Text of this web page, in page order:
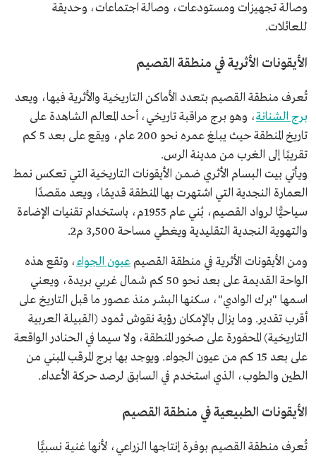
وصالة تجهيزات ومستودعات، وصالة اجتماعات، وحديقة
للعائلات.
الأيقونات الأثرية في منطقة القصيم
تُعرف منطقة القصيم بتعدد الأماكن التاريخية والأثرية فيها، ويعد
برج الشنانة، وهو برج مراقبة تاريخي، أحد المعالم الشاهدة على
تاريخ المنطقة حيث يبلغ عمره نحو 200 عام، ويقع على بعد 5 كم
تقريبًا إلى الغرب من مدينة الرس.
ويأتي بيت البسام الأثري ضمن الأيقونات التاريخية التي تعكس نمط
العمارة النجدية التي اشتهرت بها المنطقة قديمًا، ويعد مقصدًا
سياحيًّا لرواد القصيم، بُني عام 1955م، باستخدام تقنيات الإضاءة
والتهوية النجدية التقليدية ويغطي مساحة 3,500 م2.
ومن الأيقونات الأثرية في منطقة القصيم عيون الجواء، وتقع هذه
الواحة القديمة على بعد نحو 50 كم شمال غربي بريدة، ويعني
اسمها "برك الوادي"، سكنها البشر منذ عصور ما قبل التاريخ على
أقرب تقدير. وما يزال بالإمكان رؤية نقوش ثمود (القبيلة العربية
التاريخية) المحفورة على صخور المنطقة، ولا سيما في الحنادر الواقعة
على بعد 15 كم من عيون الجواء. ويوجد بها برج المرقب المبني من
الطين والطوب، الذي استخدم في السابق لرصد حركة الأعداء.
الأيقونات الطبيعية في منطقة القصيم
تُعرف منطقة القصيم بوفرة إنتاجها الزراعي، لأنها غنية نسبيًّا